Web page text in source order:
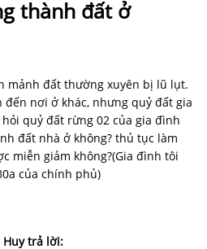
thành đất ở
mảnh đất thường xuyên bị lũ lụt.
đến nơi ở khác, nhưng quỷ đất gia
quỷ đất rừng 02 của gia đình
đất nhà ở không? thủ tục làm
miễn giảm không?(Gia đình tôi
của chính phủ)
Huy trả lời: